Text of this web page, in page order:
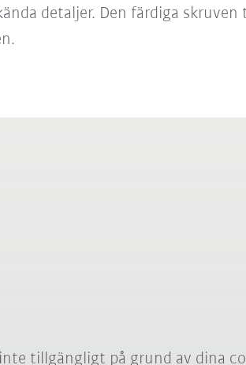
detaljer. Den färdiga
tillgängligt på grund av dina